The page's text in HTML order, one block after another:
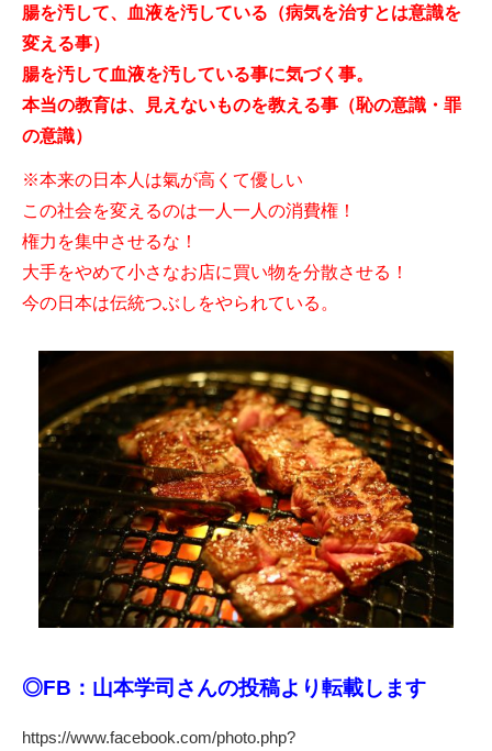
腸を汚して、血液を汚している（病気を治すとは意識を
変える事）
腸を汚して血液を汚している事に気づく事。
本当の教育は、見えないものを教える事（恥の意識・罪
の意識）
※本来の日本人は氣が高くて優しい
この社会を変えるのは一人一人の消費権！
権力を集中させるな！
大手をやめて小さなお店に買い物を分散させる！
今の日本は伝統つぶしをやられている。
◎FB：山本学司さんの投稿より転載します
https://www.facebook.com/photo.php?